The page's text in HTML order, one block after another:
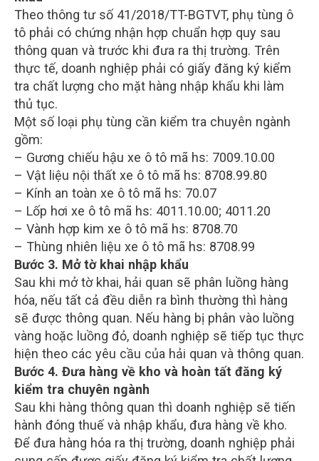
Theo thông tư số 41/2018/TT-BGTVT, phụ tùng ô
tô phải có chứng nhận hợp chuẩn hợp quy sau
thông quan và trước khi đưa ra thị trường. Trên
thực tế, doanh nghiệp phải có giấy đăng ký kiểm
tra chất lượng cho mặt hàng nhập khẩu khi làm
thủ tục.
Một số loại phụ tùng cần kiểm tra chuyên ngành
gồm:
– Gương chiếu hậu xe ô tô mã hs: 7009.10.00
– Vật liệu nội thất xe ô tô mã hs: 8708.99.80
– Kính an toàn xe ô tô mã hs: 70.07
– Lốp hơi xe ô tô mã hs: 4011.10.00; 4011.20
– Vành hợp kim xe ô tô mã hs: 8708.70
– Thùng nhiên liệu xe ô tô mã hs: 8708.99
Bước 3. Mở tờ khai nhập khẩu
Sau khi mở tờ khai, hải quan sẽ phân luồng hàng
hóa, nếu tất cả đều diễn ra bình thường thì hàng
sẽ được thông quan. Nếu hàng bị phân vào luồng
vàng hoặc luồng đỏ, doanh nghiệp sẽ tiếp tục thực
hiện theo các yêu cầu của hải quan và thông quan.
Bước 4. Đưa hàng về kho và hoàn tất đăng ký
kiểm tra chuyên ngành
Sau khi hàng thông quan thì doanh nghiệp sẽ tiến
hành đóng thuế và nhập khẩu, đưa hàng về kho.
Để đưa hàng hóa ra thị trường, doanh nghiệp phải